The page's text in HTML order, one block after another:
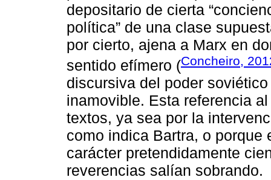
depositario de cierta
política” de una clase
por cierto, ajena a Marx en
sentido efímero (Concheiro,
discursiva del poder
inamovible. Esta referencia
textos, ya sea por la
como indica Bartra, o
carácter pretendidamente
reverencias salían sobrando.